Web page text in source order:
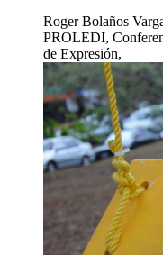
Roger Bolaños
PROLEDI,
de Expresión,